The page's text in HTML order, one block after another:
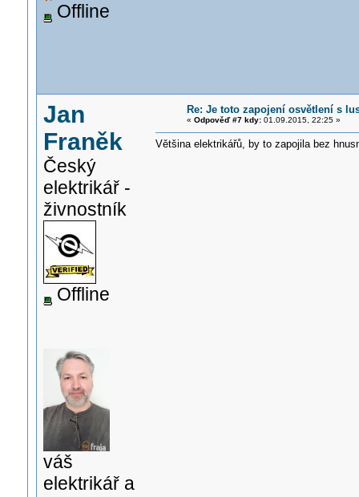
Offline
Jan
Franěk
Český
elektrikář -
živnostník
Offline
váš
elektrikář a
Re: Je toto zapojení osvětlení s
« Odpověď #7 kdy:01.09.2015, 22:25 »
Většina elektrikářů, by to zapojila bez